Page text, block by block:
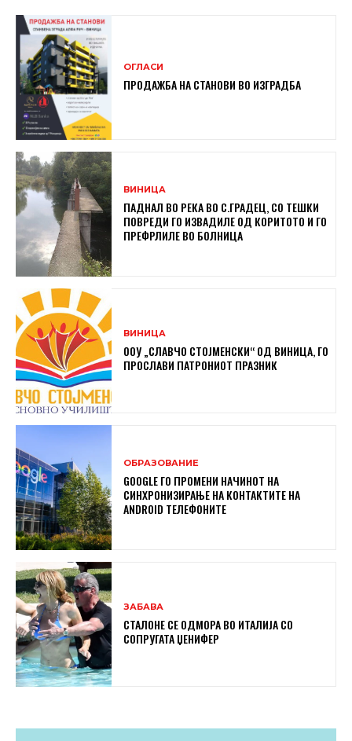
ОГЛАСИ
ПРОДАЖБА НА СТАНОВИ ВО ИЗГРАДБА
ВИНИЦА
ПАДНАЛ ВО РЕКА ВО С.ГРАДЕЦ, СО ТЕШКИ
ПОВРЕДИ ГО ИЗВАДИЛЕ ОД КОРИТОТО И ГО
ПРЕФРЛИЛЕ ВО БОЛНИЦА
ВИНИЦА
ООУ „СЛАВЧО СТОЈМЕНСКИ“ ОД ВИНИЦА, ГО
ПРОСЛАВИ ПАТРОНИОТ ПРАЗНИК
ОБРАЗОВАНИЕ
GOOGLE ГО ПРОМЕНИ НАЧИНОТ НА
СИНХРОНИЗИРАЊЕ НА КОНТАКТИТЕ НА
ANDROID ТЕЛЕФОНИТЕ
ЗАБАВА
СТАЛОНЕ СЕ ОДМОРА ВО ИТАЛИЈА СО
СОПРУГАТА ЏЕНИФЕР